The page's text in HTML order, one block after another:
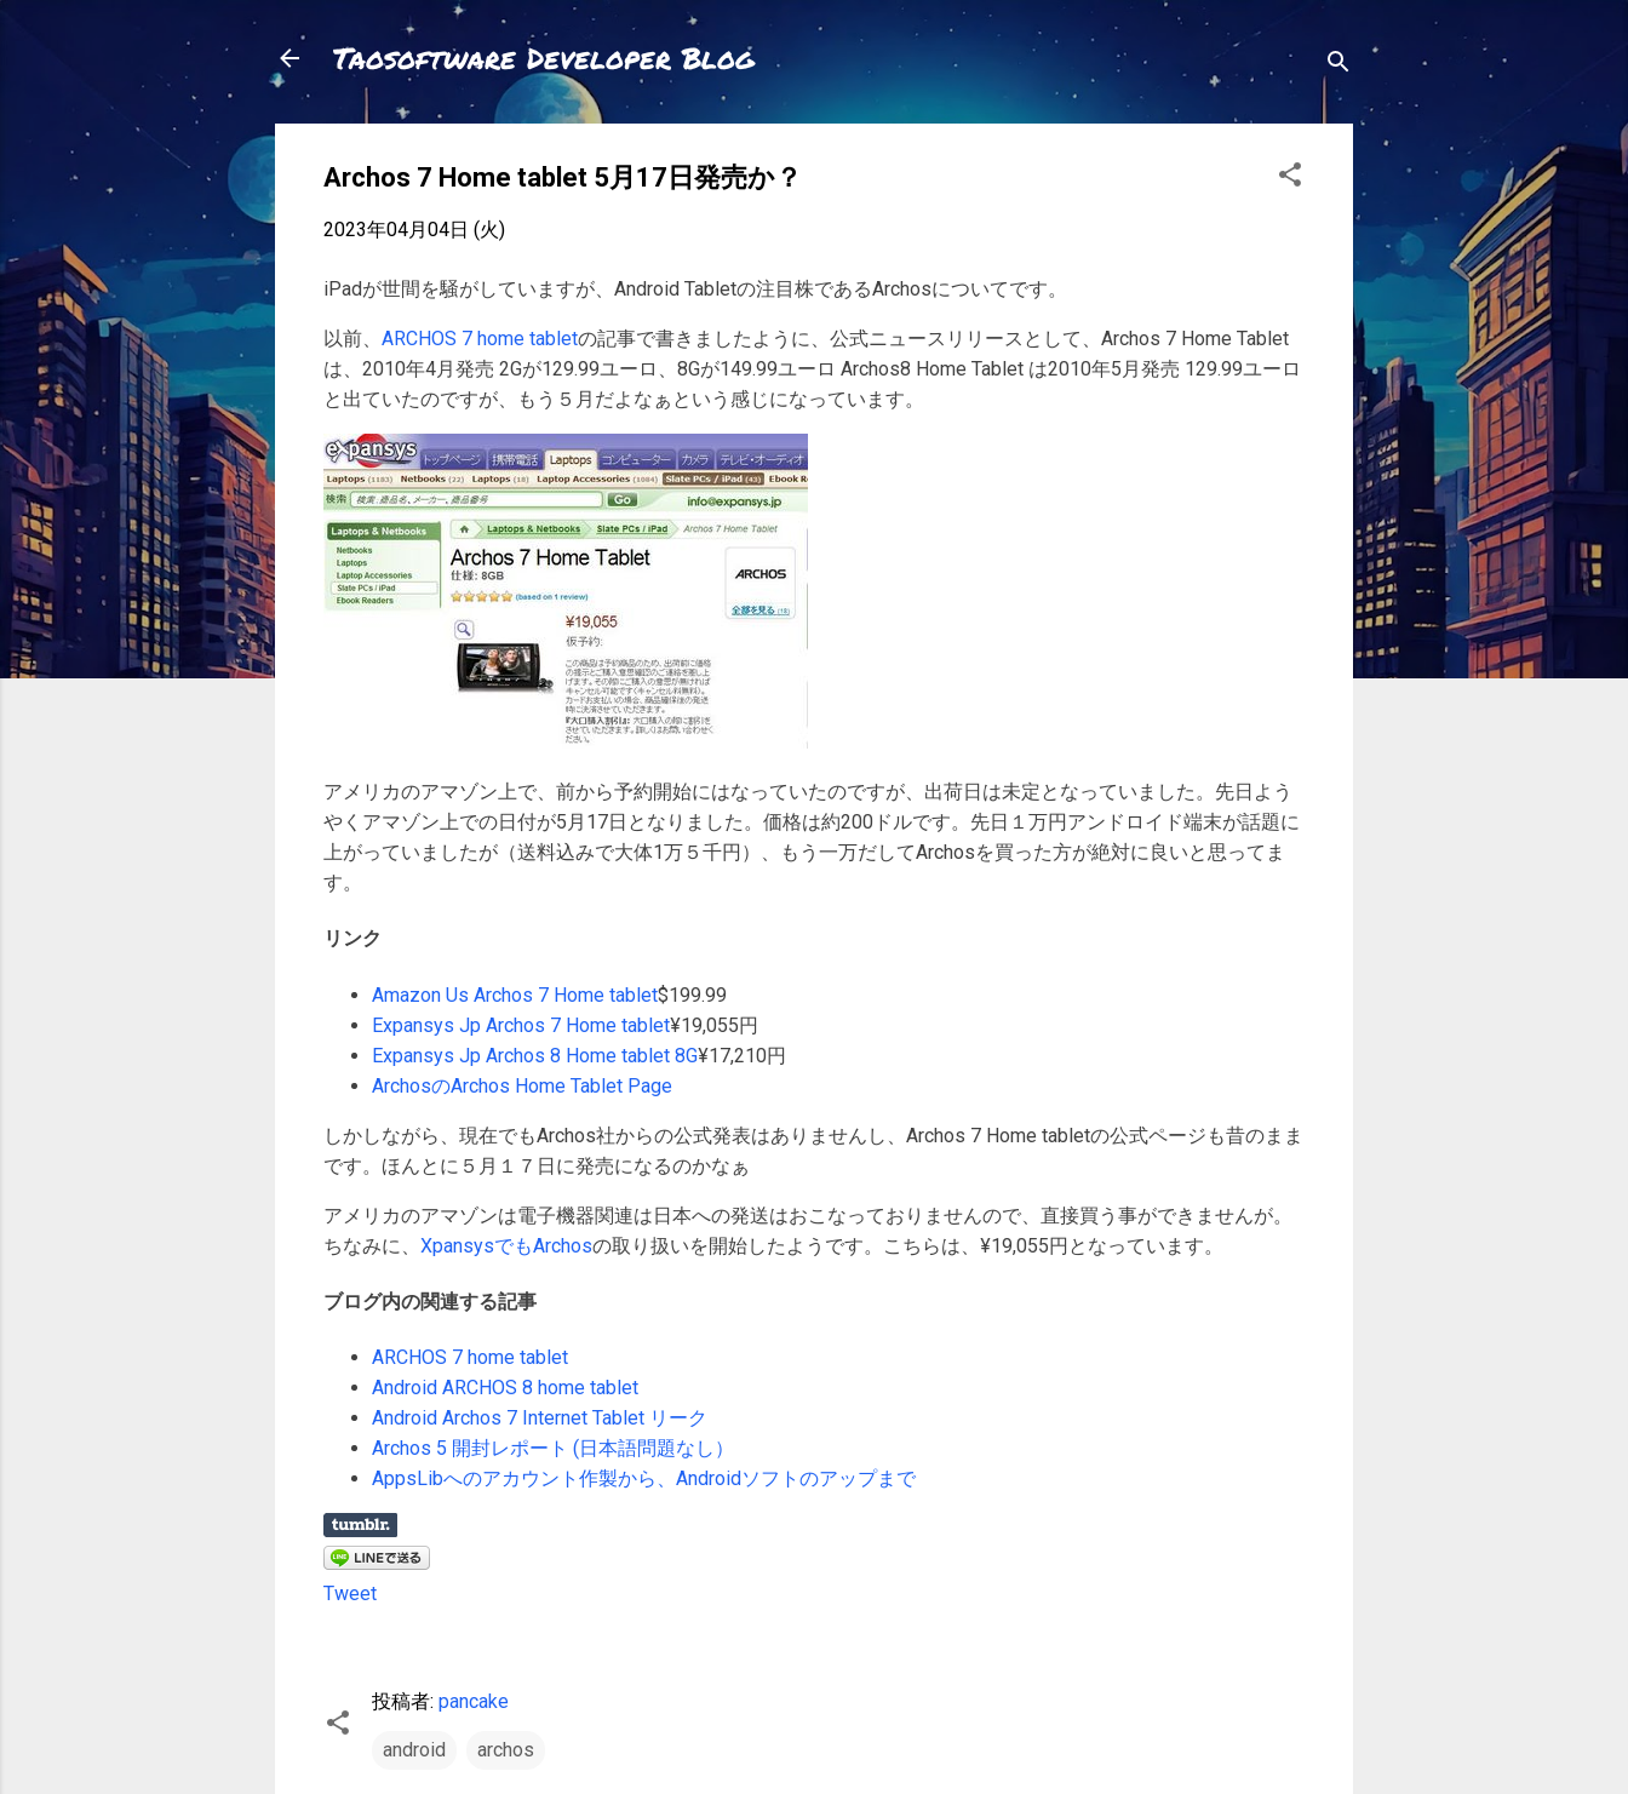
スキップしてメイン コンテンツに移動
Taosoftware Developer Blog
Archos 7 Home tablet 5月17日発売か？
2023年04月04日 (火)
iPadが世間を騒がしていますが、Android Tabletの注目株であるArchosについてです。
以前、 ARCHOS 7 home tabletの記事で書きましたように、公式ニュースリリースとして、Archos 7 Home Tablet
は、2010年4月発売 2Gが129.99ユーロ、8Gが149.99ユーロ Archos8 Home Tablet は2010年5月発売 129.99ユーロ
と出ていたのですが、もう５月だよなぁという感じになっています。
アメリカのアマゾン上で、前から予約開始にはなっていたのですが、出荷日は未定となっていました。先日よう
やくアマゾン上での日付が5月17日となりました。価格は約200ドルです。先日１万円アンドロイド端末が話題に
上がっていましたが（送料込みで大体1万５千円）、もう一万だしてArchosを買った方が絶対に良いと思ってま
す。
リンク
Amazon Us Archos 7 Home tablet$199.99
Expansys Jp Archos 7 Home tablet¥19,055円
Expansys Jp Archos 8 Home tablet 8G¥17,210円
ArchosのArchos Home Tablet Page
しかしながら、現在でもArchos社からの公式発表はありませんし、Archos 7 Home tabletの公式ページも昔のまま
です。ほんとに５月１７日に発売になるのかなぁ
アメリカのアマゾンは電子機器関連は日本への発送はおこなっておりませんので、直接買う事ができませんが。
ちなみに、 XpansysでもArchosの取り扱いを開始したようです。こちらは、¥19,055円となっています。
ブログ内の関連する記事
ARCHOS 7 home tablet
Android ARCHOS 8 home tablet
Android Archos 7 Internet Tablet リーク
Archos 5 開封レポート (日本語問題なし）
AppsLibへのアカウント作製から、Androidソフトのアップまで
Tweet
投稿者: pancake
android archos